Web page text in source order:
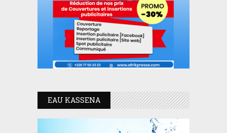
EAU KASSENA